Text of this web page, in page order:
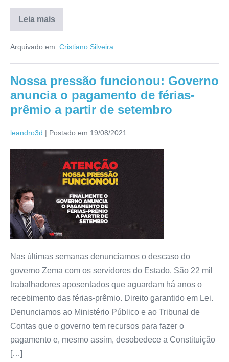
Leia mais
Arquivado em: Cristiano Silveira
Nossa pressão funcionou: Governo
anuncia o pagamento de férias-
prêmio a partir de setembro
leandro3d | Postado em 19/08/2021
Nas últimas semanas denunciamos o descaso do
governo Zema com os servidores do Estado. São 22 mil
trabalhadores aposentados que aguardam há anos o
recebimento das férias-prêmio. Direito garantido em Lei.
Denunciamos ao Ministério Público e ao Tribunal de
Contas que o governo tem recursos para fazer o
pagamento e, mesmo assim, desobedece a Constituição
[…]